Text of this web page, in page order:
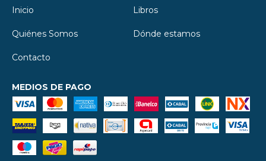
Inicio
Libros
Quiénes Somos Dónde estamos
Contacto
MEDIOS DE PAGO